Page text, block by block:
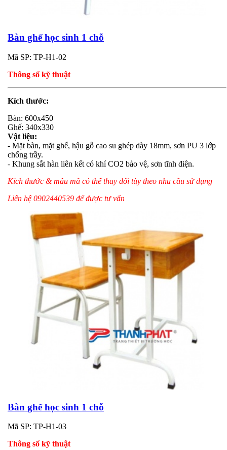
Bàn ghế học sinh 1 chỗ
Mã SP: TP-H1-02
Thông số kỹ thuật
Kích thước:
Bàn: 600x450
Ghế: 340x330
Vật liệu:
- Mặt bàn, mặt ghế, hậu gỗ cao su ghép dày 18mm, sơn PU 3 lớp
chống trầy.
- Khung sắt hàn liên kết có khí CO2 bảo vệ, sơn tĩnh điện.
Kích thước & mẫu mã có thể thay đổi tùy theo nhu cầu sử dụng
Liên hệ 0902440539 để được tư vấn
Bàn ghế học sinh 1 chỗ
Mã SP: TP-H1-03
Thông số kỹ thuật